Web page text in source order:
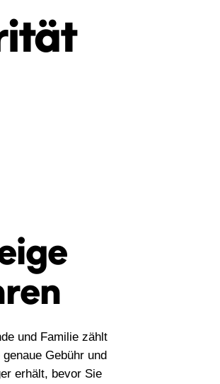
und Familie zählt
Gebühr und
erhält, bevor Sie